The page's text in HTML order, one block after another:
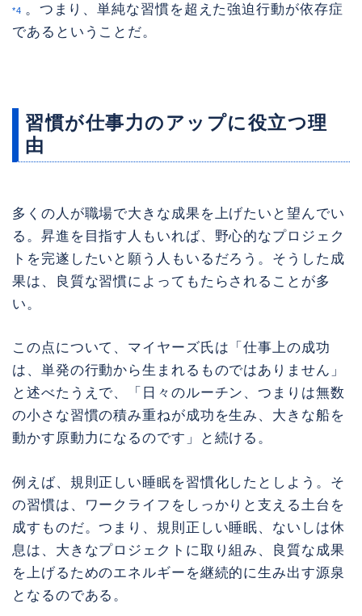
*4 。つまり、単純な習慣を超えた強迫行動が依存症
であるということだ。
習慣が仕事力のアップに役立つ理
由
多くの人が職場で大きな成果を上げたいと望んでい
る。昇進を目指す人もいれば、野心的なプロジェク
トを完遂したいと願う人もいるだろう。そうした成
果は、良質な習慣によってもたらされることが多
い。
この点について、マイヤーズ氏は「仕事上の成功
は、単発の行動から生まれるものではありません」
と述べたうえで、「日々のルーチン、つまりは無数
の小さな習慣の積み重ねが成功を生み、大きな船を
動かす原動力になるのです」と続ける。
例えば、規則正しい睡眠を習慣化したとしよう。そ
の習慣は、ワークライフをしっかりと支える土台を
成すものだ。つまり、規則正しい睡眠、ないしは休
息は、大きなプロジェクトに取り組み、良質な成果
を上げるためのエネルギーを継続的に生み出す源泉
となるのである。